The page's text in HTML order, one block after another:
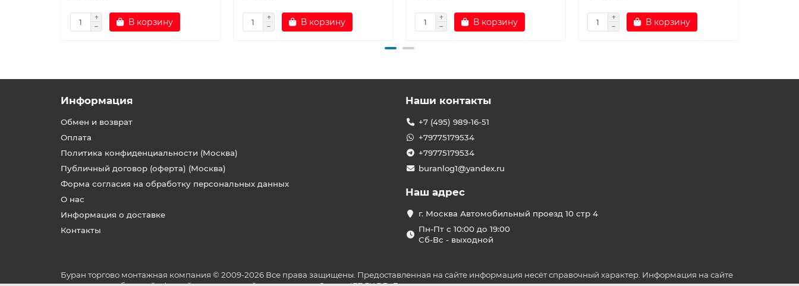
В корзину В корзину В корзину В корзину
Информация
Обмен и возврат
Оплата
Политика конфиденциальности (Москва)
Публичный договор (оферта) (Москва)
Форма согласия на обработку персональных данных
О нас
Информация о доставке
Контакты
Наши контакты
+7 (495) 989-16-51
+79775179534
+79775179534
buranlog1@yandex.ru
Наш адрес
г. Москва Автомобильный проезд 10 стр 4
Пн-Пт с 10:00 до 19:00
Сб-Вс - выходной
Буран торгово монтажная компания © 2009-2026 Все права защищены. Предоставленная на сайте информация несёт справочный характер. Информация на сайте